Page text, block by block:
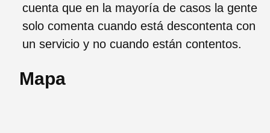
cuenta que en la mayoría de casos la gente
solo comenta cuando está descontenta con
un servicio y no cuando están contentos.
Mapa